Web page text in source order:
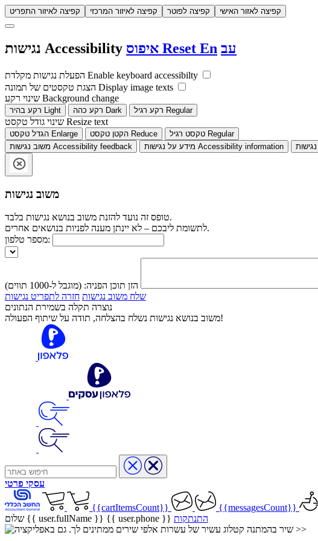
קפיצה לאיזור התפריט קפיצה לאיזור המרכזי קפיצה לפוטר קפיצה לאזור האישי
Accessibility Reset En עב
Enable keyboard accessibilty
Display image texts
Background change
Light Dark Regular
Resize text
Enlarge Reduce
Regular
Accessibility feedback Accessibility information
משוב נגישות
טופס זה נועד להזנת משוב בנושא נגישות בלבד.
לתשומת ליבכם – לא יינתן מענה לפניות בנושאים אחרים.
מספר טלפון:
הזן תוכן הפניה: (מוגבל ל-1000 תווים)
שלח משוב נגישות חזרה לתפריט נגישות
נוצרה תקלה בשמירת הנתונים
משוב בנושא נגישות נשלח בהצלחה, תודה על שיתוף הפעולה!
עסקי פרטי
{{cartItemsCount}} {{messagesCount}}
שלום {{ user.fullName }} {{ user.phone }} התנתקות